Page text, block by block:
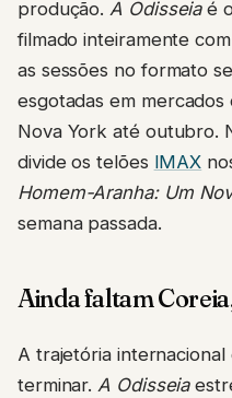
produção.A Odisseiaé
filmado inteiramente
as sessões no formato
esgotadas em
Nova York até outubro.
divide os telões IMAX
Homem-Aranha: Um
semana passada.
Ainda faltam
A trajetória
terminar. A Odisseia